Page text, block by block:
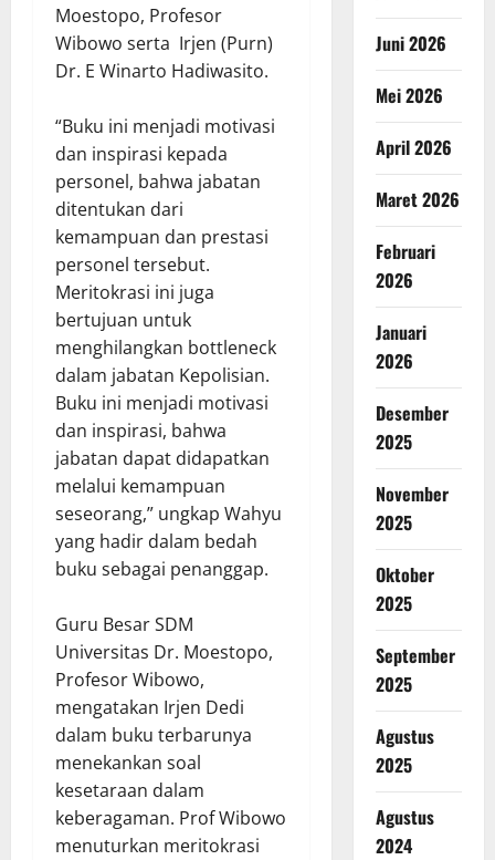
Moestopo, Profesor
Wibowo serta Irjen (Purn)
Dr. E Winarto Hadiwasito.
“Buku ini menjadi motivasi
dan inspirasi kepada
personel, bahwa jabatan
ditentukan dari
kemampuan dan prestasi
personel tersebut.
Meritokrasi ini juga
bertujuan untuk
menghilangkan bottleneck
dalam jabatan Kepolisian.
Buku ini menjadi motivasi
dan inspirasi, bahwa
jabatan dapat didapatkan
melalui kemampuan
seseorang,” ungkap Wahyu
yang hadir dalam bedah
buku sebagai penanggap.
Guru Besar SDM
Universitas Dr. Moestopo,
Profesor Wibowo,
mengatakan Irjen Dedi
dalam buku terbarunya
menekankan soal
kesetaraan dalam
keberagaman. Prof Wibowo
menuturkan meritokrasi
Juni 2026
Mei 2026
April 2026
Maret 2026
Februari
2026
Januari
2026
Desember
2025
November
2025
Oktober
2025
September
2025
Agustus
2025
Agustus
2024